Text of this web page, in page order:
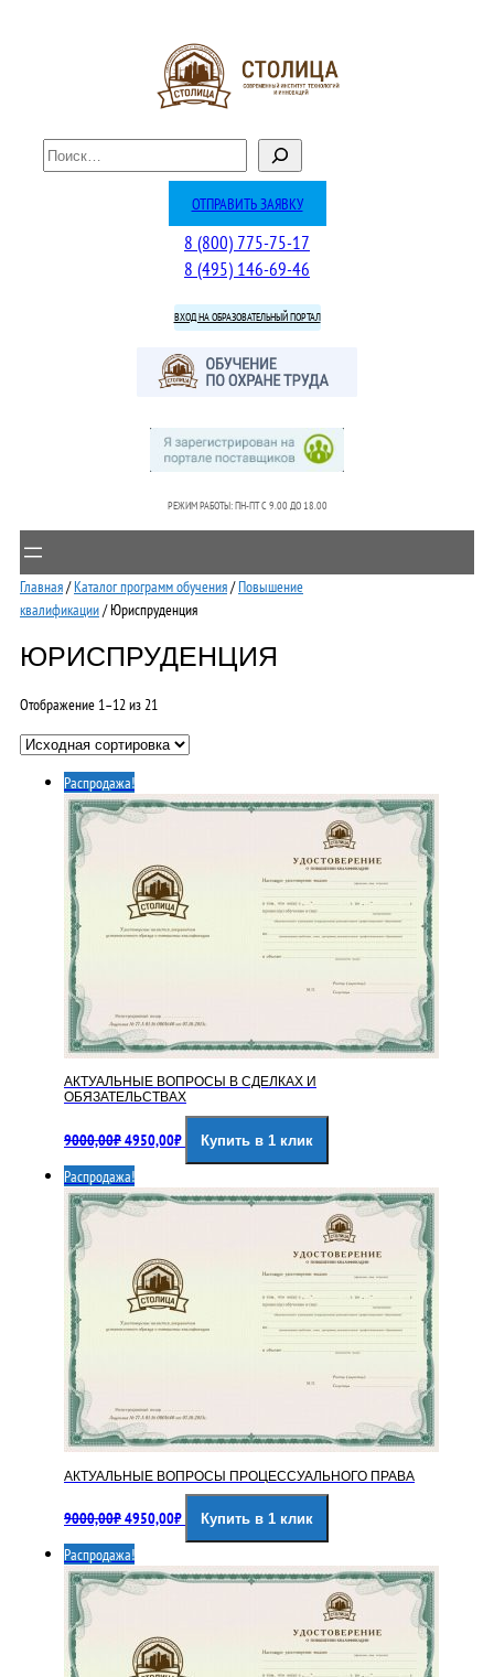
П
о
ОТПРАВИТЬ ЗАЯВКУ
8 (800) 775-75-17
8 (495) 146-69-46
ВХОД НА ОБРАЗОВАТЕЛЬНЫЙ ПОРТАЛ
РЕЖИМ РАБОТЫ: ПН-ПТ C 9.00 ДО 18.00
Главная/Каталог программ обучения/Повышение
квалификации/ Юриспруденция
ЮРИСПРУДЕНЦИЯ
Отображение 1–12 из 21
Распродажа!
АКТУАЛЬНЫЕ ВОПРОСЫ В СДЕЛКАХ И
ОБЯЗАТЕЛЬСТВАХ
9000,00₽цена
составляла
9000,00₽.
4950,00₽цена:Купить в 1 клик
Распродажа!
АКТУАЛЬНЫЕ ВОПРОСЫ ПРОЦЕССУАЛЬНОГО ПРАВА
9000,00₽цена
составляла
9000,00₽.
4950,00₽цена:Купить в 1 клик
Распродажа!